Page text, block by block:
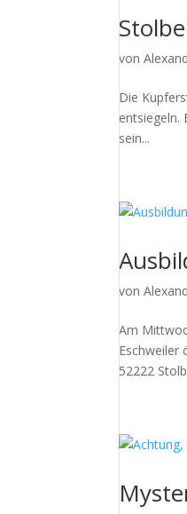
von
Die
entsiegeln.
sein...
von
Am
Eschweiler
52222